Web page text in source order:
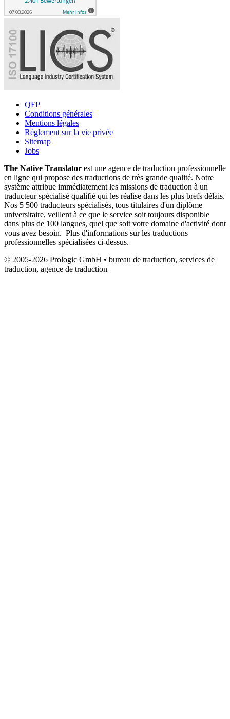
QFP
Conditions générales
Mentions légales
Règlement sur la vie privée
Sitemap
Jobs
The Native Translator est une agence de traduction professionnelle
en ligne qui propose des traductions de très grande qualité. Notre
système attribue immédiatement les missions de traduction à un
traducteur spécialisé qualifié qui les réalise dans les plus brefs délais.
Nos 5 500 traducteurs spécialisés, tous titulaires d'un diplôme
universitaire, veillent à ce que le service soit toujours disponible
dans plus de 100 langues, quel que soit votre domaine d'activité dont
vous avez besoin. Plus d'informations sur les traductions
professionnelles spécialisées ci-dessus.
© 2005-2026 Prologic GmbH • bureau de traduction, services de
traduction, agence de traduction